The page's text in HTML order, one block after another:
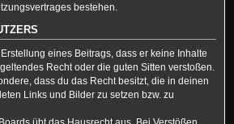
bestehen.
eines Beitrags, dass er keine Inhalte
Recht oder die guten Sitten verstoßen.
dass du das Recht besitzt, die in deinen
Links und Bilder zu setzen bzw. zu